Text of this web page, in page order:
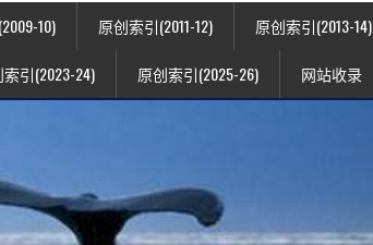
10) 原创索引(2011-12) 原创索引(2013-14)
引(2023-24) 原创索引(2025-26) 网站收录